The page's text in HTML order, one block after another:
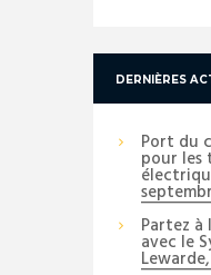
DERNIÈRES
Port du
pour
Partez
avec le